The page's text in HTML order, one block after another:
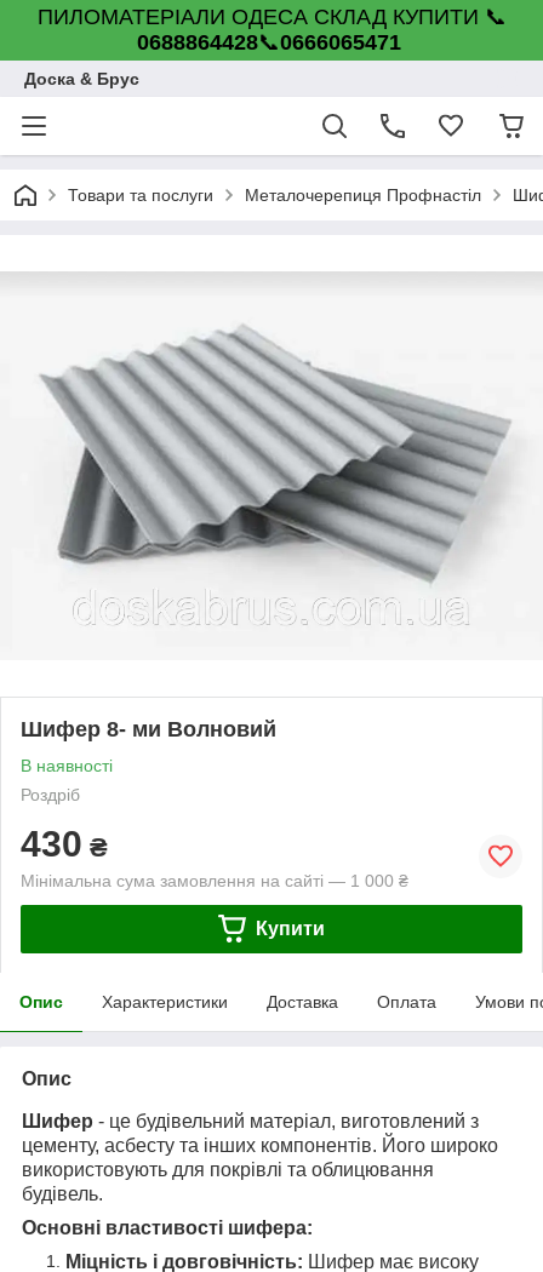
ПИЛОМАТЕРІАЛИ ОДЕСА СКЛАД КУПИТИ 📞
0688864428📞0666065471
Доска & Брус
Товари та послуги Металочерепиця Профнастіл
Шифер 8- ми Волновий
В наявності
Роздріб
430 ₴
Мінімальна сума замовлення на сайті — 1 000 ₴
Купити
Опис Характеристики Доставка Оплата Умови
Опис
Шифер - це будівельний матеріал, виготовлений з
цементу, асбесту та інших компонентів. Його широко
використовують для покрівлі та облицювання
будівель.
Основні властивості шифера:
Міцність і довговічність: Шифер має високу